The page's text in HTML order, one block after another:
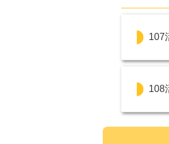
107
108